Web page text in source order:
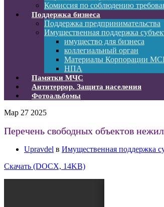
Комиссия по соблюдению
Поддержка бизнеса
Поддержка предпринимательства
Имущественная поддержка
имущество для бизнеса
коллегиальный орган
Материалы Корпорации
НПА
Памятки МЧС
Антитеррор. Защита населения
Фотоальбомы
Мар 27 2025
Перечень свободных объектов
Upravdel в Имущественная поддержка
Скачать (DOCX, 14KB)